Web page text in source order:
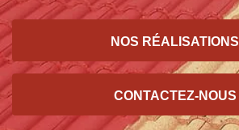
NOS RÉALISATIONS
CONTACTEZ-NOUS